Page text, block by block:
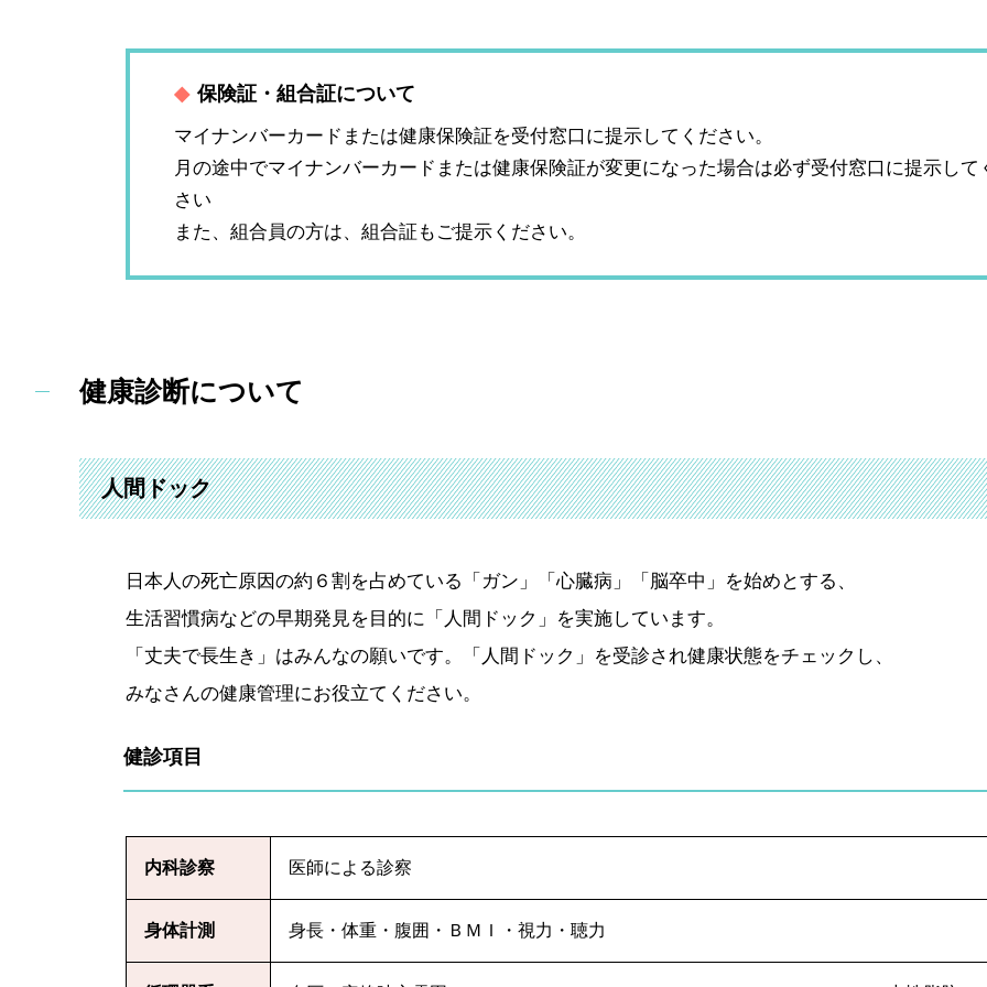
◆ 保険証・組合証について
マイナンバーカードまたは健康保険証を受付窓口に提示してください。
月の途中でマイナンバーカードまたは健康保険証が変更になった場合は必ず受付窓口に提示して
さい
また、組合員の方は、組合証もご提示ください。
健康診断について
人間ドック
日本人の死亡原因の約６割を占めている「ガン」「心臓病」「脳卒中」を始めとする、
生活習慣病などの早期発見を目的に「人間ドック」を実施しています。
「丈夫で長生き」はみんなの願いです。「人間ドック」を受診され健康状態をチェックし、
みなさんの健康管理にお役立てください。
健診項目
内科診察 医師による診察
身体計測 身長・体重・腹囲・ＢＭＩ・視力・聴力